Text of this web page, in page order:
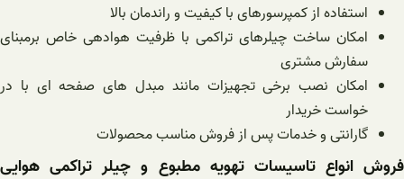
استفاده از کمپرسورهای با کیفیت و راندمان بالا
امکان ساخت چیلرهای تراکمی با ظرفیت هوادهی خاص برمبنای
سفارش مشتری
امکان نصب برخی تجهیزات مانند مبدل های صفحه ای با در
خواست خریدار
گارانتی و خدمات پس از فروش مناسب محصولات
فروش انواع تاسیسات تهویه مطبوع و چیلر تراکمی هوایی